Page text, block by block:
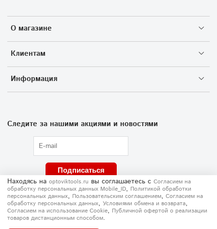
О магазине
Клиентам
Информация
Следите за нашими акциями и новостями
Подписаться
Находясь на optoviktools.ru вы соглашаетесь с Согласием на
обработку персональных данных Mobile_ID, Политикой обработки
персональных данных, Пользовательским соглашением, Согласием на
обработку персональных данных, Условиями обмена и возврата,
Согласием на использование Сookie, Публичной офертой о реализации
товаров дистанционным способом.